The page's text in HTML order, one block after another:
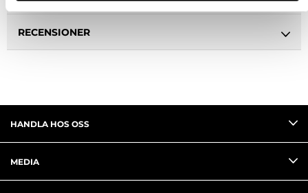
RECENSIONER
HANDLA HOS OSS
MEDIA